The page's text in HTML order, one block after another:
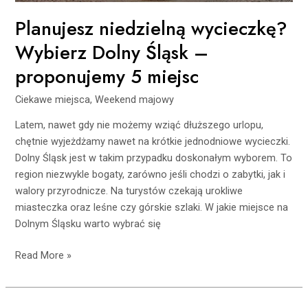
Planujesz niedzielną wycieczkę?
Wybierz Dolny Śląsk –
proponujemy 5 miejsc
Ciekawe miejsca,Weekend majowy
Latem, nawet gdy nie możemy wziąć dłuższego urlopu,
chętnie wyjeżdżamy nawet na krótkie jednodniowe wycieczki.
Dolny Śląsk jest w takim przypadku doskonałym wyborem. To
region niezwykle bogaty, zarówno jeśli chodzi o zabytki, jak i
walory przyrodnicze. Na turystów czekają urokliwe
miasteczka oraz leśne czy górskie szlaki. W jakie miejsce na
Dolnym Śląsku warto wybrać się
Read More »